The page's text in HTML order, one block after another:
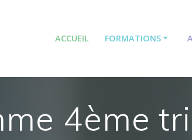
ACCUEIL FORMATIONS
4ème